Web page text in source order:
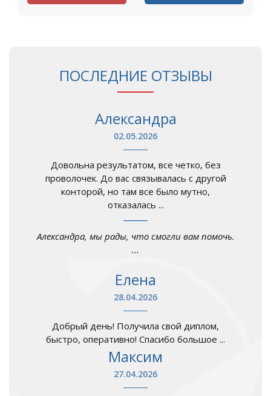
ПОСЛЕДНИЕ ОТЗЫВЫ
Александра
02.05.2026
Довольна результатом, все четко, без
проволочек. До вас связывалась с другой
конторой, но там все было мутно,
отказалась ...
Александра, мы рады, что смогли вам помочь.
...
Елена
28.04.2026
Добрый день! Получила свой диплом,
быстро, оперативно! Спасибо большое ...
Максим
27.04.2026